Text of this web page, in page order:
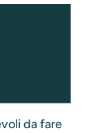
da fare